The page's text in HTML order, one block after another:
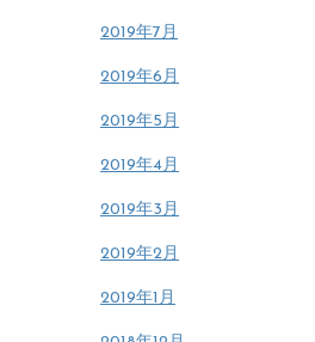
2019年7月
2019年6月
2019年5月
2019年4月
2019年3月
2019年2月
2019年1月